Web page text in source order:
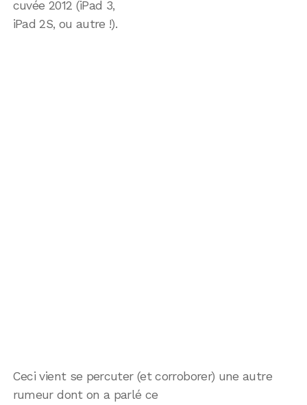
cuvée 2012 (iPad 3,
iPad 2S, ou autre !).
Ceci vient se percuter (et corroborer) une autre
rumeur dont on a parlé ce